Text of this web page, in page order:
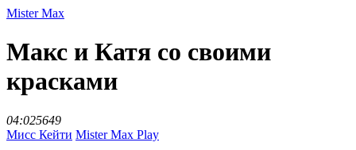
Mister Max
Макс и Катя со своими
красками
04:025649
Мисс Кейти Mister Max Play